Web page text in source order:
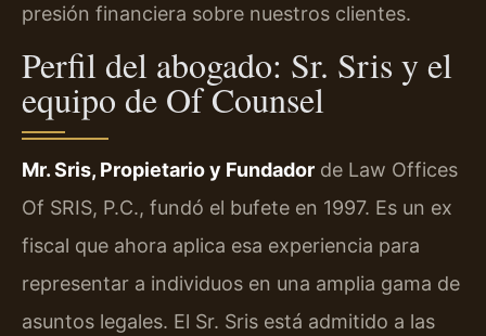
presión financiera sobre nuestros clientes.
Perfil del abogado: Sr. Sris y el
equipo de Of Counsel
Mr. Sris, Propietario y Fundador de Law Offices
Of SRIS, P.C., fundó el bufete en 1997. Es un ex
fiscal que ahora aplica esa experiencia para
representar a individuos en una amplia gama de
asuntos legales. El Sr. Sris está admitido a las